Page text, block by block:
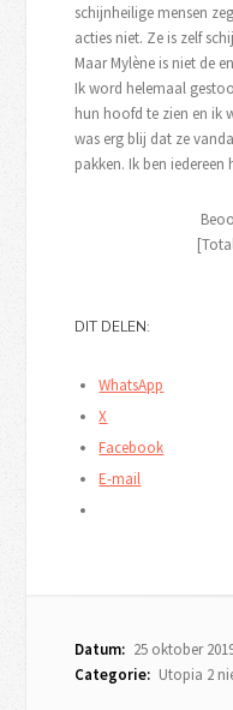
schijnheilige mensen
acties niet. Ze is zelf
Maar Mylène is niet de
Ik word helemaal
hun hoofd te zien en ik
was erg blij dat ze
pakken. Ik ben
DIT DELEN:
WhatsApp
X
Facebook
E-mail
Datum: 25 oktober
Categorie: Utopia 2